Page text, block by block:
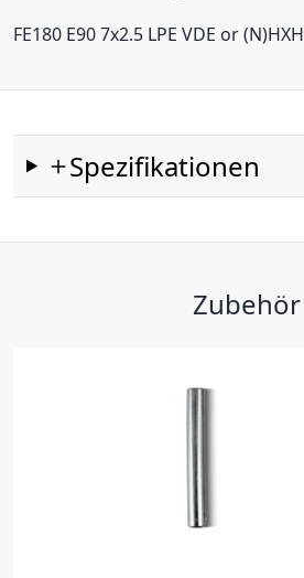
FE180 E90 7x2.5 LPE VDE or (N)HXH
Spezifikationen
Zubehör